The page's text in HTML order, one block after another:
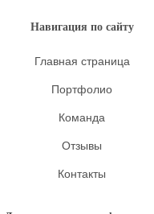
Навигация по сайту
Главная страница
Портфолио
Команда
Отзывы
Контакты